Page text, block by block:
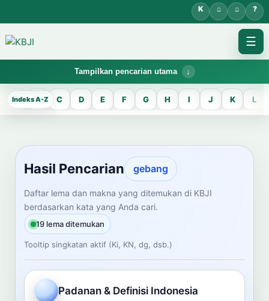
☰
Tampilkan pencarian utama
KBJI WORKSPACE
Hasil Pencarian
Temukan lema Jawa dan maknanya dalam bahasa Indonesia saat
mengelola data Kamus Bahasa Jawa-Indonesia.
CARI LEMA JAWA
Masukkan kata Jawa
A B C D E F G H I J K L
Hasil Pencarian gebang
Daftar lema dan makna yang ditemukan di KBJI
berdasarkan kata yang Anda cari.
19 lema ditemukan
Tooltip singkatan aktif (Ki, KN, dg, dsb.)
Padanan & Definisi Indonesia